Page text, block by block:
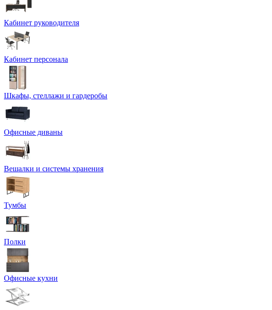
Кабинет руководителя
Кабинет персонала
Шкафы, стеллажи и гардеробы
Офисные диваны
Вешалки и системы хранения
Тумбы
Полки
Офисные кухни